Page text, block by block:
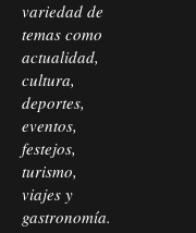
variedad de
temas como
actualidad,
cultura,
deportes,
eventos,
festejos,
turismo,
viajes y
gastronomía.